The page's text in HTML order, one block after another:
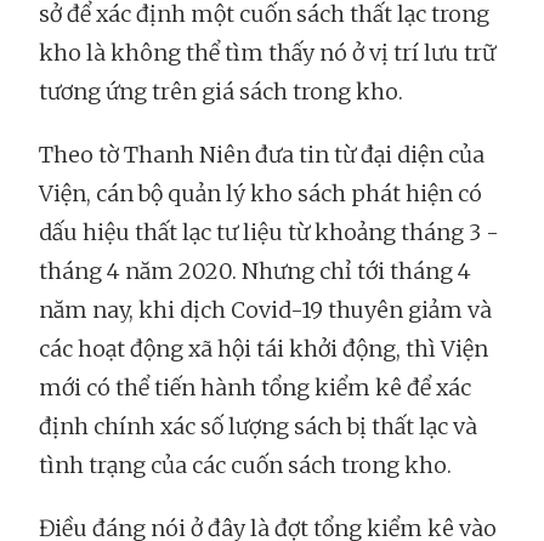
sở để xác định một cuốn sách thất lạc trong
kho là không thể tìm thấy nó ở vị trí lưu trữ
tương ứng trên giá sách trong kho.
Theo tờ Thanh Niên đưa tin từ đại diện của
Viện, cán bộ quản lý kho sách phát hiện có
dấu hiệu thất lạc tư liệu từ khoảng tháng 3 -
tháng 4 năm 2020. Nhưng chỉ tới tháng 4
năm nay, khi dịch Covid-19 thuyên giảm và
các hoạt động xã hội tái khởi động, thì Viện
mới có thể tiến hành tổng kiểm kê để xác
định chính xác số lượng sách bị thất lạc và
tình trạng của các cuốn sách trong kho.
Điều đáng nói ở đây là đợt tổng kiểm kê vào